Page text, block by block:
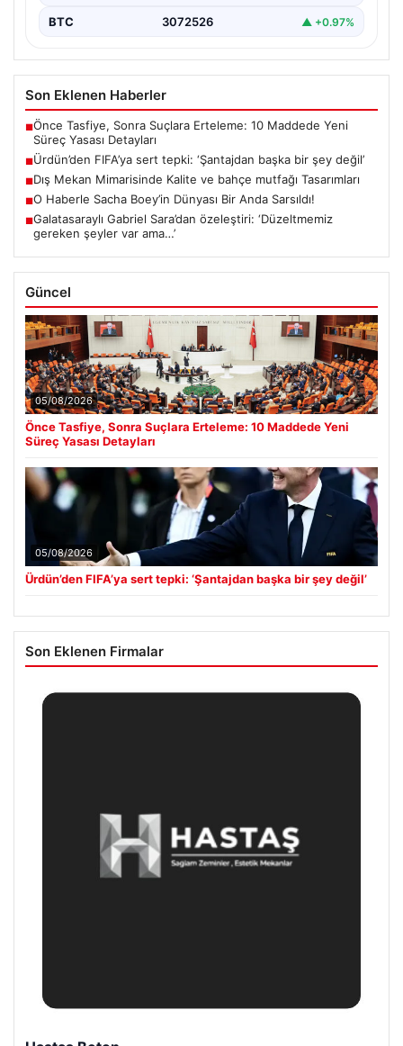
BTC 3072526 ▲ +0.97%
Son Eklenen Haberler
■Önce Tasfiye, Sonra Suçlara Erteleme: 10 Maddede Yeni
Süreç Yasası Detayları
■Ürdün’den FIFA’ya sert tepki: ‘Şantajdan başka bir şey değil’
■Dış Mekan Mimarisinde Kalite ve bahçe mutfağı Tasarımları
■O Haberle Sacha Boey’in Dünyası Bir Anda Sarsıldı!
■Galatasaraylı Gabriel Sara’dan özeleştiri: ‘Düzeltmemiz
gereken şeyler var ama…’
Güncel
05/08/2026
Önce Tasfiye, Sonra Suçlara Erteleme: 10 Maddede Yeni
Süreç Yasası Detayları
05/08/2026
Ürdün’den FIFA’ya sert tepki: ‘Şantajdan başka bir şey değil’
Son Eklenen Firmalar